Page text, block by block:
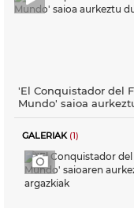
'El Conquistador del
Mundo' saioa
GALERIAK(1)